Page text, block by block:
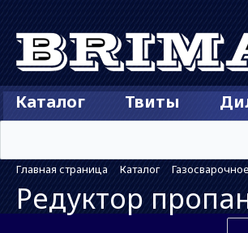
Каталог Твиты
Главная страница Каталог
Редуктор